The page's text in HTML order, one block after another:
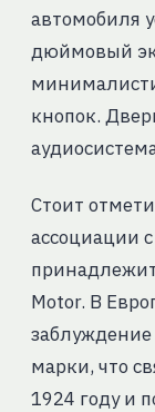
автомобиля
дюймовый
кнопок.
Стоит
ассоциации
Motor. В
марки, что
1924 году и